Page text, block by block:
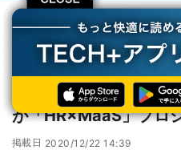
TECH+ 企業IT
企業動向
通勤中にオンライン面談、パーソルキ
通勤中にオンライン
が「HR×MaaS」プロ
掲載日 2020/12/22 14:39